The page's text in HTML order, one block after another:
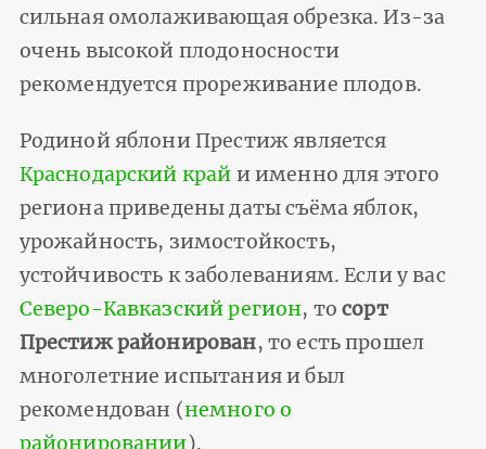
сильная омолаживающая обрезка. Из-за
очень высокой плодоносности
рекомендуется прореживание плодов.
Родиной яблони Престиж является
Краснодарский край и именно для этого
региона приведены даты съёма яблок,
урожайность, зимостойкость,
устойчивость к заболеваниям. Если у вас
Северо-Кавказский регион, тосорт
Престиж районирован, то есть прошел
многолетние испытания и был
рекомендован (немного о
районировании).